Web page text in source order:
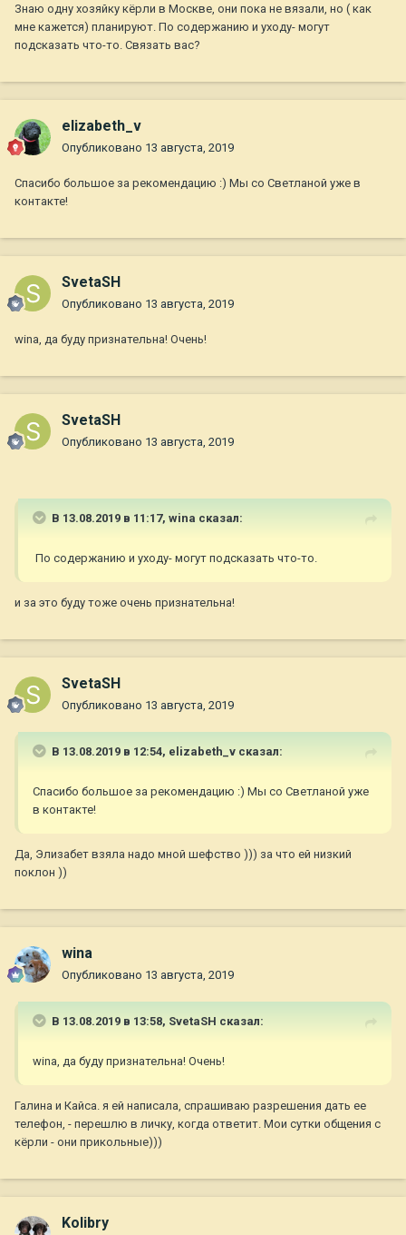
Знаю одну хозяйку кёрли в Москве, они пока не вязали, но ( как
мне кажется) планируют. По содержанию и уходу- могут
подсказать что-то. Связать вас?
elizabeth_v
Опубликовано 13 августа, 2019
Спасибо большое за рекомендацию :) Мы со Светланой уже в
контакте!
SvetaSH
Опубликовано 13 августа, 2019
wina, да буду признательна! Очень!
SvetaSH
Опубликовано 13 августа, 2019
В 13.08.2019 в 11:17, wina сказал:
По содержанию и уходу- могут подсказать что-то.
и за это буду тоже очень признательна!
SvetaSH
Опубликовано 13 августа, 2019
В 13.08.2019 в 12:54, elizabeth_v сказал:
Спасибо большое за рекомендацию :) Мы со Светланой уже
в контакте!
Да, Элизабет взяла надо мной шефство ))) за что ей низкий
поклон ))
wina
Опубликовано 13 августа, 2019
В 13.08.2019 в 13:58, SvetaSH сказал:
wina, да буду признательна! Очень!
Галина и Кайса. я ей написала, спрашиваю разрешения дать ее
телефон, - перешлю в личку, когда ответит. Мои сутки общения с
кёрли - они прикольные)))
Kolibry